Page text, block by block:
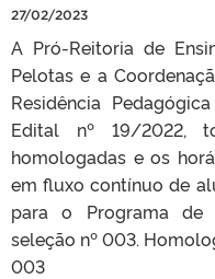
27/02/2023
A Pró-Reitoria de
Pelotas e a
Residência
Edital nº 19/2022,
homologadas e os
em fluxo contínuo de
para o Programa de
seleção nº 003.
003